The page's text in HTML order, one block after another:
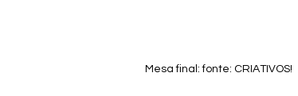
Mesa final: fonte: CRIATIVOS!